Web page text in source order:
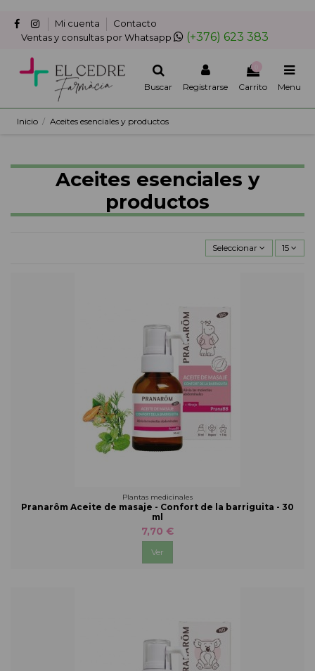
Mi cuenta
Contacto
Ventas y consultas por Whatsapp
(+376) 623 383
Buscar Registrarse Carrito Menu
Inicio Aceites esenciales y productos
Aceites esenciales y
productos
Seleccionar 15
Plantas medicinales
Pranarôm Aceite de masaje - Confort de la barriguita - 30
ml
7,70 €
Ver